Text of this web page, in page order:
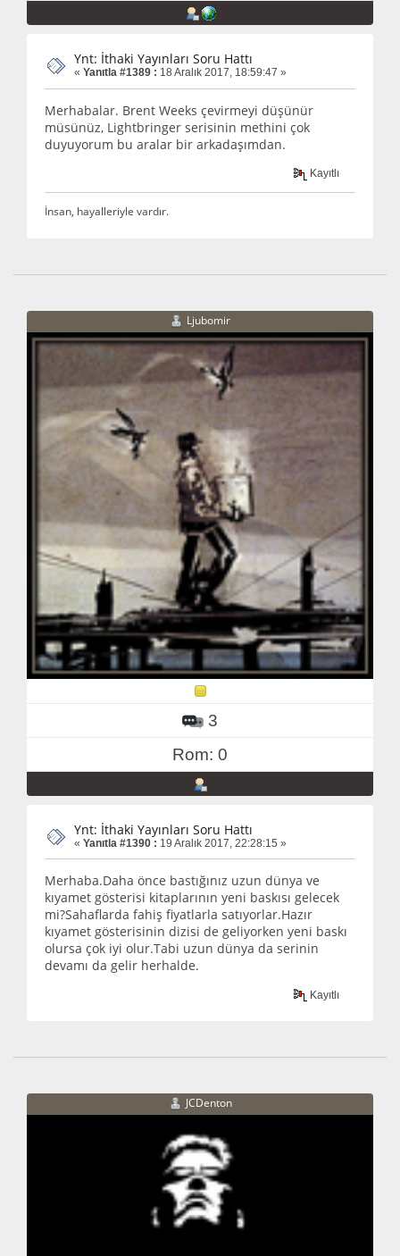
Ynt: İthaki Yayınları Soru Hattı
« Yanıtla #1389 : 18 Aralık 2017, 18:59:47 »
Merhabalar. Brent Weeks çevirmeyi düşünür
müsünüz, Lightbringer serisinin methini çok
duyuyorum bu aralar bir arkadaşımdan.
Kayıtlı
İnsan, hayalleriyle vardır.
Ljubomir
3
Rom: 0
Ynt: İthaki Yayınları Soru Hattı
« Yanıtla #1390 : 19 Aralık 2017, 22:28:15 »
Merhaba.Daha önce bastığınız uzun dünya ve
kıyamet gösterisi kitaplarının yeni baskısı gelecek
mi?Sahaflarda fahiş fiyatlarla satıyorlar.Hazır
kıyamet gösterisinin dizisi de geliyorken yeni baskı
olursa çok iyi olur.Tabi uzun dünya da serinin
devamı da gelir herhalde.
Kayıtlı
JCDenton